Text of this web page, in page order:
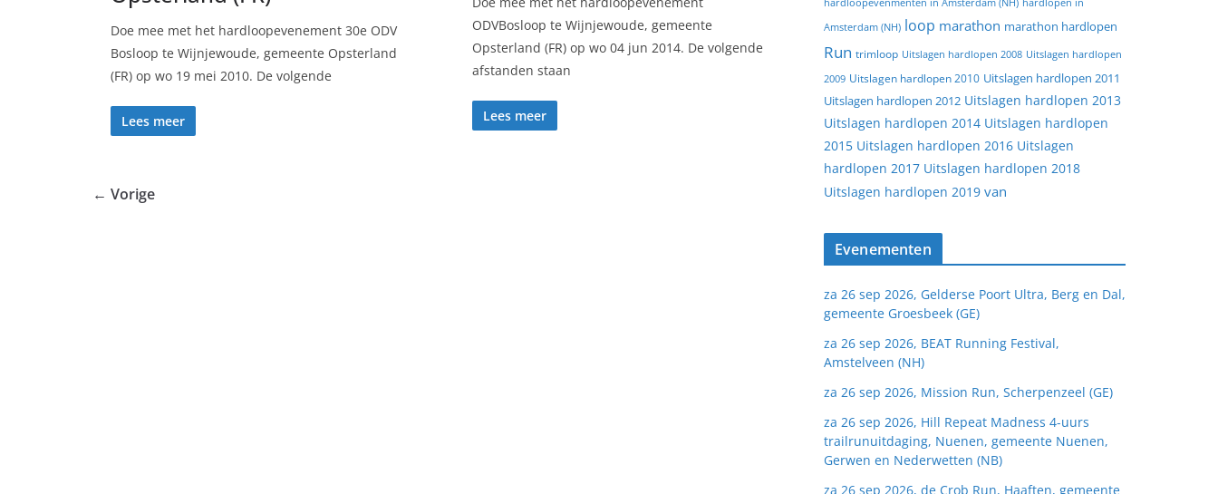
Doe mee met het hardloopevenement 30e ODV
Bosloop te Wijnjewoude, gemeente Opsterland
(FR) op wo 19 mei 2010. De volgende
Lees meer
ODVBosloop te Wijnjewoude, gemeente
Opsterland (FR) op wo 04 jun 2014. De volgende
afstanden staan
Lees meer
← Vorige
hardloopevenmenten in Amsterdam (NH) hardlopen in
Amsterdam (NH) loop marathon marathon hardlopen
Run trimloop Uitslagen hardlopen 2008 Uitslagen hardlopen
2009 Uitslagen hardlopen 2010 Uitslagen hardlopen 2011
Uitslagen hardlopen 2012 Uitslagen hardlopen 2013
Uitslagen hardlopen 2014 Uitslagen hardlopen
2015 Uitslagen hardlopen 2016 Uitslagen
hardlopen 2017 Uitslagen hardlopen 2018
Uitslagen hardlopen 2019 van
Evenementen
za 26 sep 2026, Gelderse Poort Ultra, Berg en Dal,
gemeente Groesbeek (GE)
za 26 sep 2026, BEAT Running Festival,
Amstelveen (NH)
za 26 sep 2026, Mission Run, Scherpenzeel (GE)
za 26 sep 2026, Hill Repeat Madness 4-uurs
trailrunuitdaging, Nuenen, gemeente Nuenen,
Gerwen en Nederwetten (NB)
za 26 sep 2026, de Crob Run, Haaften, gemeente